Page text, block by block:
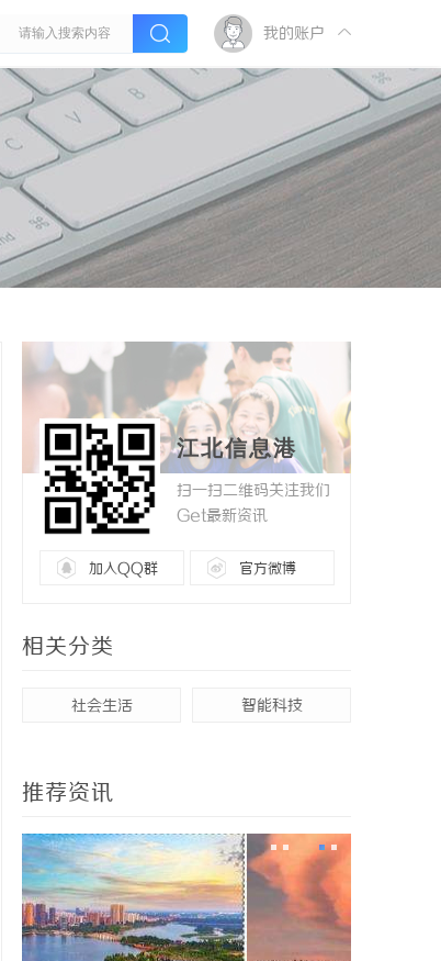
我的账户
江北信息港
扫一扫二维码关注我们
Get最新资讯
加入QQ群 官方微博
相关分类
社会生活 智能科技
推荐资讯